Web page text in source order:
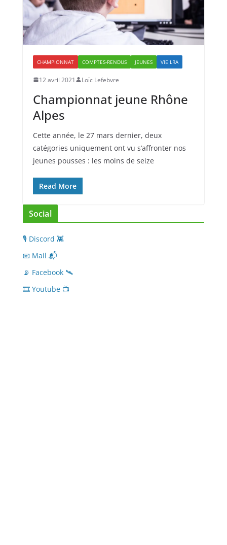
CHAMPIONNAT COMPTES-RENDUS JEUNES VIE LRA
12 avril 2021 Loïc Lefebvre
Championnat jeune Rhône
Alpes
Cette année, le 27 mars dernier, deux
catégories uniquement ont vu s’affronter nos
jeunes pousses : les moins de seize
Read More
Social
🎙 Discord 👾
📧 Mail 📬
📡 Facebook 🛰
🎞 Youtube 📺